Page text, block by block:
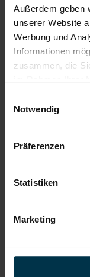
Außerdem geben
unserer Website
Werbung und
Informationen
zusammen, die
Notwendig
Präferenzen
Statistiken
Marketing
Ich habe die
Rahmen meiner
Jahren verarbeitet